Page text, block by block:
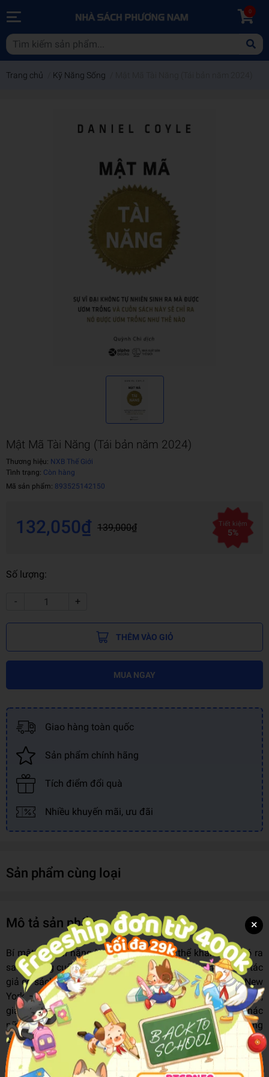
0
Trang chủ Kỹ Năng Sống
Mật Mã Tài Năng (Tái bản năm 2024)
Thương hiệu: NXB Thế Giới
Tình trạng: Còn hàng
Mã sản phẩm: 893525142150
132,050₫ 139,000₫ Tiết kiệm
5%
Số lượng:
- +
THÊM VÀO GIỎ
MUA NGAY
Giao hàng toàn quốc
Sản phẩm chính hãng
Tích điểm đổi quà
Nhiều khuyến mãi, ưu đãi
Sản phẩm cùng loại
Mô tả sản phẩm
Bí mật của tài năng là gì? Chúng ta có thể khám phá nó ra
sao? Trong cuốn sách đi sâu nghiên cứu này, nhà báo – tác
giả có sách bán chạy nhất theo bình chọn của Thời báo New
York – Daniel Coyle sẽ cung cấp cho các bậc phụ huynh,
giáo viên, huấn luyện viên, doanh nhân – và mọi người khác
nữa – các công cụ để có thể tận dụng tối đa các tiềm năng
của chính bản thân và mọi người.
Dù bạn đang huấn luyện cho một đội bòng bầu dục hay dạy
×